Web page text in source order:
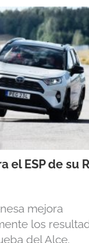
el ESP de su
mejora
los
del Alce.